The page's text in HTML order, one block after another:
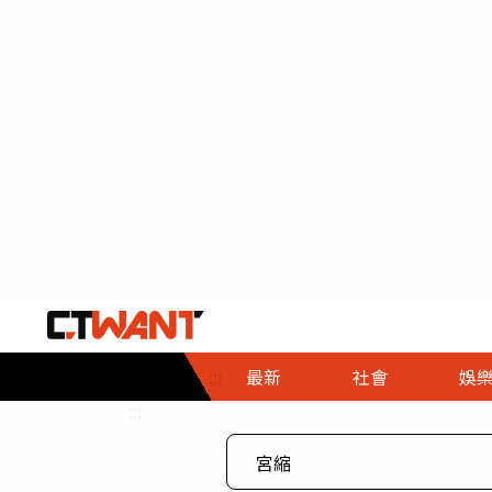
::: 最新 社會
社會首頁
時事
娛樂
娛樂首頁
即時
專題
財經首頁
熱線
３Ｃ
政